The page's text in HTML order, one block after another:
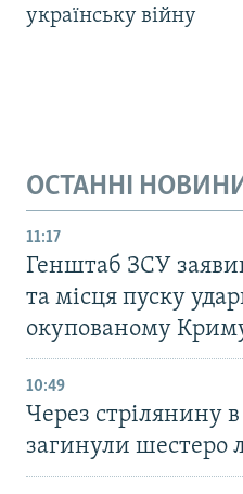
українську війну
ОСТАННІ
11:17
Генштаб ЗСУ
та місця пуску
окупованому
10:49
Через стрілянину
загинули шестеро